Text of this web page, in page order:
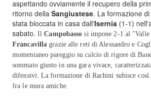
aspettando ovviamente il recupero della
ritorno della Sangiustese. La formazione
stata bloccata in casa dall'Isernia (1-1)
sabato. IlCampobasso si impone 2-1 al
Francavilla grazie alle reti di Alessandro e
momentaneo pareggio su calcio di rigore di
sommato giusto in una gara vivace,
difensivi. La formazione di Rachini subisce
fra le mura amiche.